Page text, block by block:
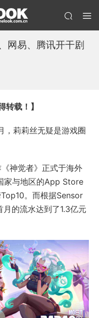
网易、腾讯开干剧
转载！】
，莉莉丝无疑是游戏圈
神觉者》正式于海外
家与地区的App Store
。而根据Sensor
的流水达到了1.3亿元